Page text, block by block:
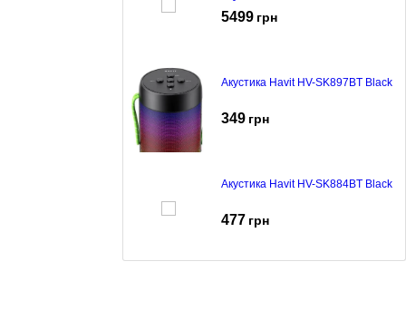
5499 грн
Акустика Havit HV-SK897BT Black
349 грн
Акустика Havit HV-SK884BT Black
477 грн